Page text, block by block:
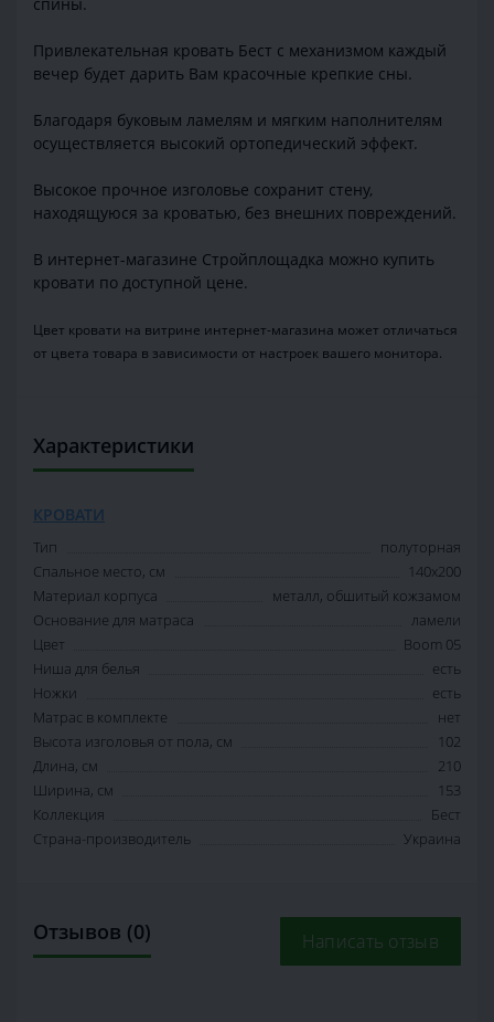
Привлекательная кровать Бест с механизмом каждый
вечер будет дарить Вам красочные крепкие сны.
Благодаря буковым ламелям и мягким наполнителям
осуществляется высокий ортопедический эффект.
Высокое прочное изголовье сохранит стену,
находящуюся за кроватью, без внешних повреждений.
В интернет-магазине Стройплощадка можно купить
кровати по доступной цене.
Цвет кровати на витрине интернет-магазина может отличаться
от цвета товара в зависимости от настроек вашего монитора.
Характеристики
КРОВАТИ
Тип
полуторная
Спальное место, см
140х200
Материал корпуса
металл, обшитый кожзамом
Основание для матраса
ламели
Цвет
Boom 05
Ниша для белья
есть
Ножки
есть
Матрас в комплекте
нет
Высота изголовья от пола, см
102
Длина, см
210
Ширина, см
153
Коллекция
Бест
Страна-производитель
Украина
Отзывов (0) Написать отзыв